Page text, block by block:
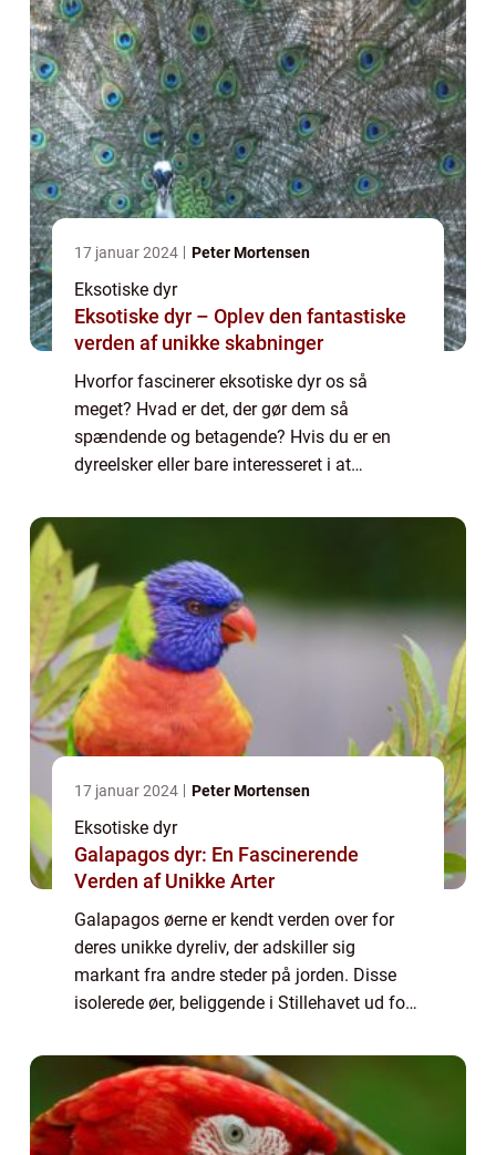
17 januar 2024 Peter Mortensen
Eksotiske dyr
Eksotiske dyr – Oplev den fantastiske
verden af unikke skabninger
Hvorfor fascinerer eksotiske dyr os så
meget? Hvad er det, der gør dem så
spændende og betagende? Hvis du er en
dyreelsker eller bare interesseret i at
denne artikel tage dig med på en rejse
17 januar 2024 Peter Mortensen
Eksotiske dyr
Galapagos dyr: En Fascinerende
Verden af Unikke Arter
Galapagos øerne er kendt verden over for
deres unikke dyreliv, der adskiller sig
markant fra andre steder på jorden. Disse
isolerede øer, beliggende i Stillehavet ud for
dyrearter, som fascinerer både forsk...